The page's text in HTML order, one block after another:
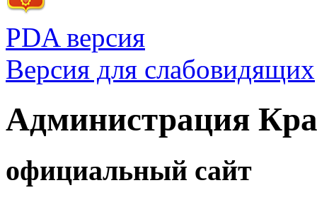
PDA версия
Версия для слабовидящих
Администрация
официальный сайт